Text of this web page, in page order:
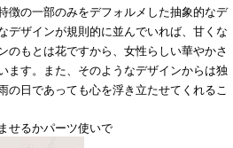
徴の一部のみをデフォルメした抽象的なデ
デザインが規則的に並んでいれば、甘くな
のもとは花ですから、女性らしい華やかさ
ます。また、そのようなデザインからは独
の日であっても心を浮き立たせてくれるこ
せるかパーツ使いで